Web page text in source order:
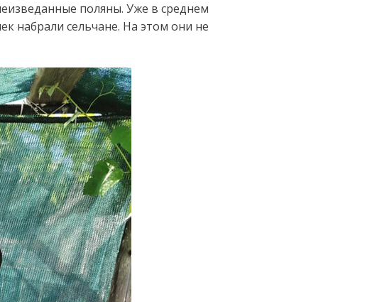
поляны. Уже в среднем
набрали сельчане. На этом они не